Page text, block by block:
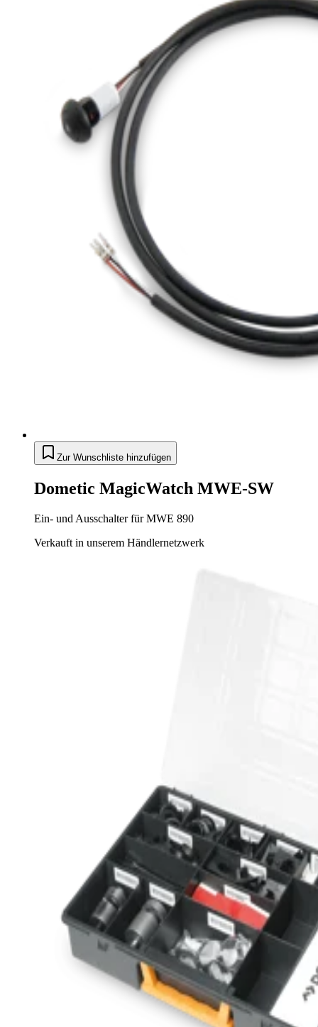
Zur Wunschliste hinzufügen
Dometic MagicWatch MWE-SW
Ein- und Ausschalter für MWE 890
Verkauft in unserem Händlernetzwerk